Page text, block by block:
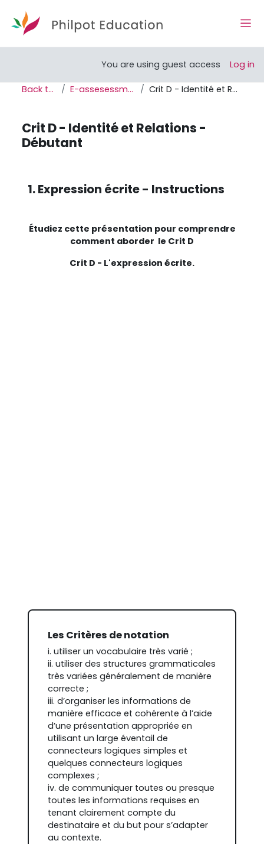
You are using guest access Log in
Back to home E-assesessment prep Crit D Crit D - Identité et Relations - Débutant
Crit D - Identité et Relations -
Débutant
1. Expression écrite - Instructions
Étudiez cette présentation pour comprendre
comment aborder le Crit D
Crit D - L'expression écrite.
Les Critères de notation
i. utiliser un vocabulaire très varié ;
ii. utiliser des structures grammaticales
très variées généralement de manière
correcte ;
iii. d’organiser les informations de
manière efficace et cohérente à l’aide
d’une présentation appropriée en
utilisant un large éventail de
connecteurs logiques simples et
quelques connecteurs logiques
complexes ;
iv. de communiquer toutes ou presque
toutes les informations requises en
tenant clairement compte du
destinataire et du but pour s’adapter
au contexte.